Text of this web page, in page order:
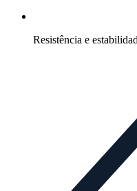
Resistência e